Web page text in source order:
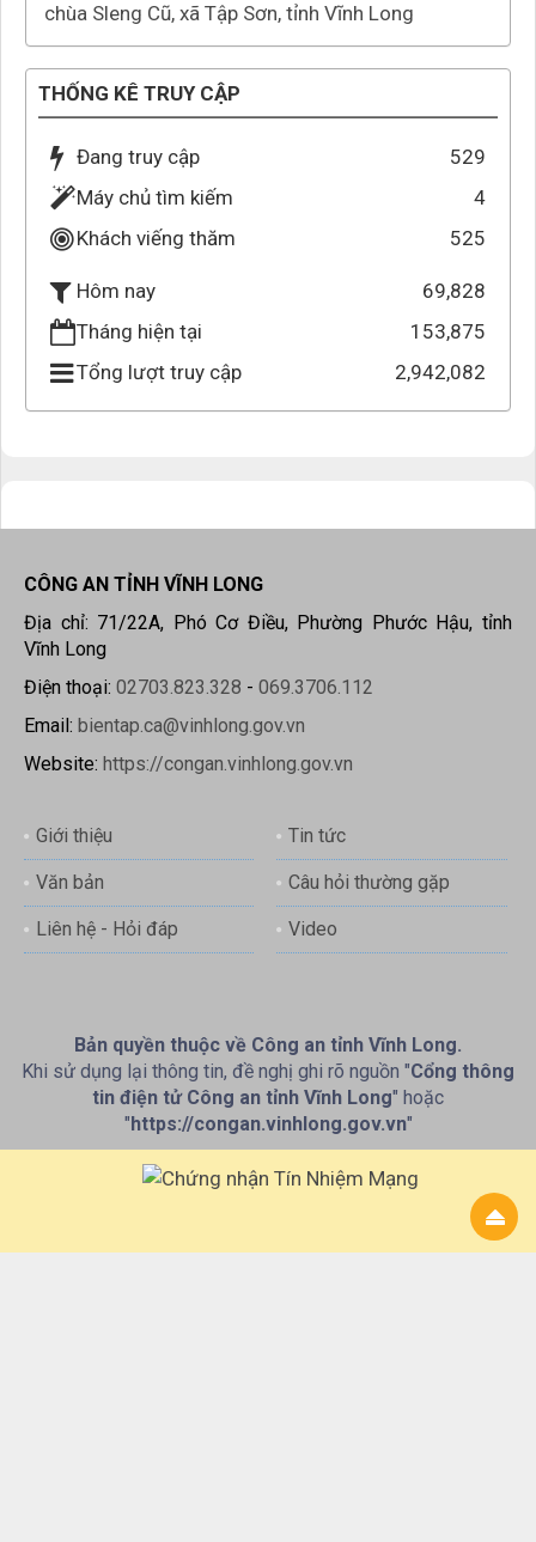
chùa Sleng Cũ, xã Tập Sơn, tỉnh Vĩnh Long
THỐNG KÊ TRUY CẬP
Đang truy cập
529
Máy chủ tìm kiếm
4
Khách viếng thăm
525
Hôm nay
69,828
Tháng hiện tại
153,875
Tổng lượt truy cập
2,942,082
CÔNG AN TỈNH VĨNH LONG
Địa chỉ: 71/22A, Phó Cơ Điều, Phường Phước Hậu, tỉnh
Vĩnh Long
Điện thoại: 02703.823.328 - 069.3706.112
Email: bientap.ca@vinhlong.gov.vn
Website: https://congan.vinhlong.gov.vn
Giới thiệu Tin tức
Văn bản Câu hỏi thường gặp
Liên hệ - Hỏi đáp Video
Bản quyền thuộc về Công an tỉnh Vĩnh Long.
Khi sử dụng lại thông tin, đề nghị ghi rõ nguồn "Cổng thông
tin điện tử Công an tỉnh Vĩnh Long" hoặc
"https://congan.vinhlong.gov.vn"